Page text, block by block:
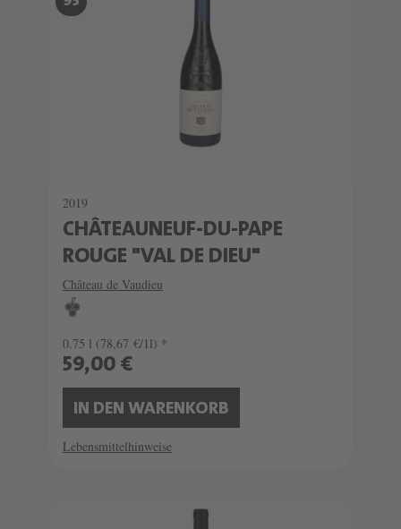
2019
CHÂTEAUNEUF-DU-PAPE
ROUGE "VAL DE DIEU"
Château de Vaudieu
0.75 l (78,67 €/1l) *
59,00 €
IN DEN WARENKORB
Lebensmittelhinweise